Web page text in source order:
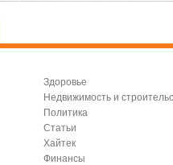
Здоровье
Недвижимость и
Политика
Статьи
Хайтек
Финансы